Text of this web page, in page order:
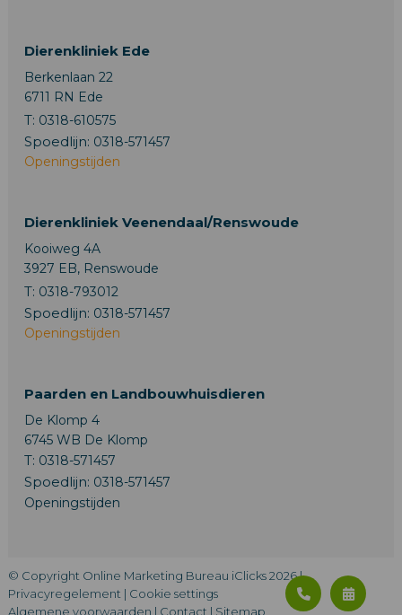
Dierenkliniek Ede
Berkenlaan 22
6711 RN Ede
T: 0318-610575
Spoedlijn: 0318-571457
Openingstijden
Dierenkliniek Veenendaal/Renswoude
Kooiweg 4A
3927 EB, Renswoude
T: 0318-793012
Spoedlijn: 0318-571457
Openingstijden
Paarden en Landbouwhuisdieren
De Klomp 4
6745 WB De Klomp
T: 0318-571457
Spoedlijn: 0318-571457
Openingstijden
© Copyright Online Marketing Bureau iClicks 2026 |
Privacyregelement | Cookie settings
Algemene voorwaarden | Contact | Sitemap